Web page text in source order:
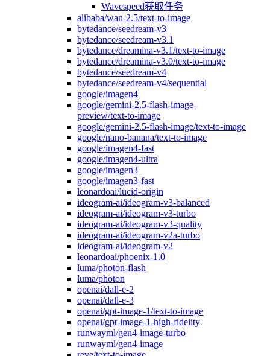
Wavespeed获取任务
alibaba/wan-2.5/text-to-image
bytedance/seedream-v3
bytedance/seedream-v3.1
bytedance/dreamina-v3.1/text-to-image
bytedance/dreamina-v3.0/text-to-image
bytedance/seedream-v4
bytedance/seedream-v4/sequential
google/imagen4
google/gemini-2.5-flash-image-
preview/text-to-image
google/gemini-2.5-flash-image/text-to-image
google/nano-banana/text-to-image
google/imagen4-fast
google/imagen4-ultra
google/imagen3
google/imagen3-fast
leonardoai/lucid-origin
ideogram-ai/ideogram-v3-balanced
ideogram-ai/ideogram-v3-turbo
ideogram-ai/ideogram-v3-quality
ideogram-ai/ideogram-v2a-turbo
ideogram-ai/ideogram-v2
leonardoai/phoenix-1.0
luma/photon-flash
luma/photon
openai/dall-e-2
openai/dall-e-3
openai/gpt-image-1/text-to-image
openai/gpt-image-1-high-fidelity
runwayml/gen4-image-turbo
runwayml/gen4-image